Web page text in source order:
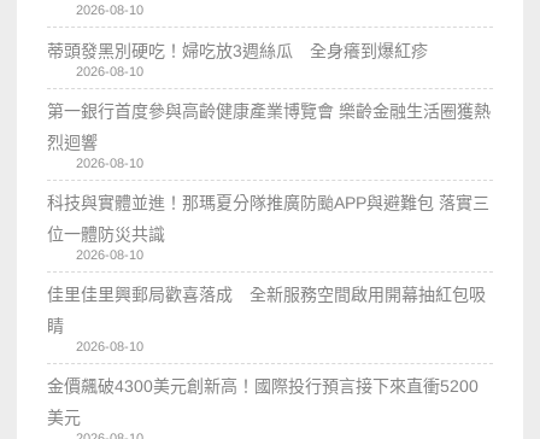
2026-08-10
蒂頭發黑別硬吃！婦吃放3週絲瓜 全身癢到爆紅疹
2026-08-10
第一銀行首度參與高齡健康產業博覽會 樂齡金融生活圈獲熱
烈迴響
2026-08-10
科技與實體並進！那瑪夏分隊推廣防颱APP與避難包 落實三
位一體防災共識
2026-08-10
佳里佳里興郵局歡喜落成 全新服務空間啟用開幕抽紅包吸
睛
2026-08-10
金價飆破4300美元創新高！國際投行預言接下來直衝5200
美元